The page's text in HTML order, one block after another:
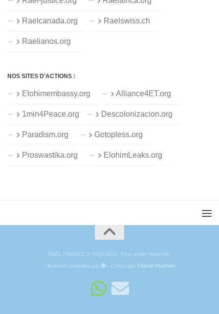
Raelcanada.org Raelswiss.ch
Raelianos.org
NOS SITES D’ACTIONS :
Elohimembassy.org Alliance4ET.org
1min4Peace.org Descolonizacion.org
Paradism.org Gotopless.org
Proswastika.org ElohimLeaks.org
RAËL FRANCE © 2014-2026. Tous droits réservés.
Fièrement propulsé par
- Conçu parThème Hueman